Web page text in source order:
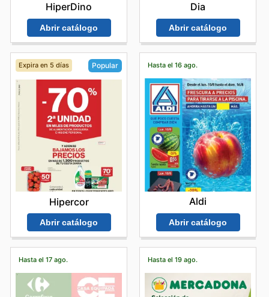
HiperDino
Abrir catálogo
Dia
Abrir catálogo
Expira en 5 días Popular
Hipercor
Abrir catálogo
Hasta el 16 ago.
Aldi
Abrir catálogo
Hasta el 17 ago. Hasta el 19 ago.